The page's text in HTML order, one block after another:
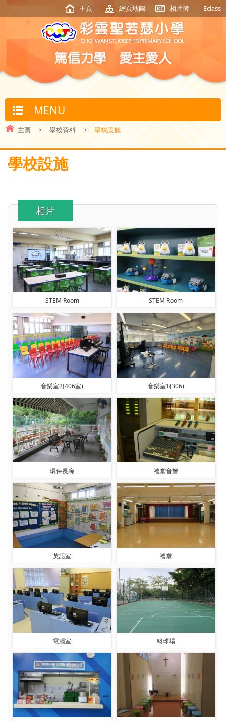
主頁 網頁地圖 相片簿 Eclass
MENU
主頁 > 學校資料 > 學校設施
學校設施
相片
STEM Room STEM Room
音樂室2(406室) 音樂室1(306)
環保長廊 禮堂音響
英語室 禮堂
電腦室 籃球場